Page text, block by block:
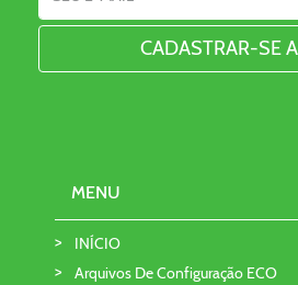
MENU
INÍCIO
Arquivos De Configuração ECO